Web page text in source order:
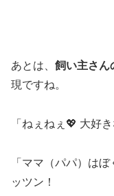
あとは、 飼い主さん
現ですね。
「ねぇねぇ💖 大好
「ママ（パパ）は
ッツン！